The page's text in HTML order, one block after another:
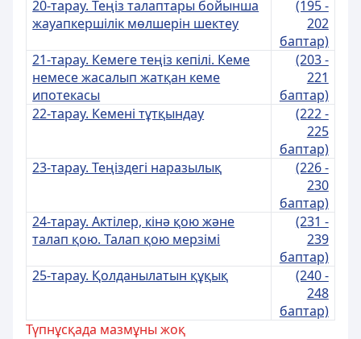
20-тарау. Теңіз талаптары бойынша
жауапкершілік мөлшерін шектеу
(195 -
202
баптар)
21-тарау. Кемеге теңіз кепілі. Кеме
немесе жасалып жатқан кеме
ипотекасы
(203 -
221
баптар)
22-тарау. Кемені тұтқындау
(222 -
225
баптар)
23-тарау. Теңіздегі наразылық
(226 -
230
баптар)
24-тарау. Актілер, кінә қою және
талап қою. Талап қою мерзімі
(231 -
239
баптар)
25-тарау. Қолданылатын құқық
(240 -
248
баптар)
Түпнұсқада мазмұны жоқ